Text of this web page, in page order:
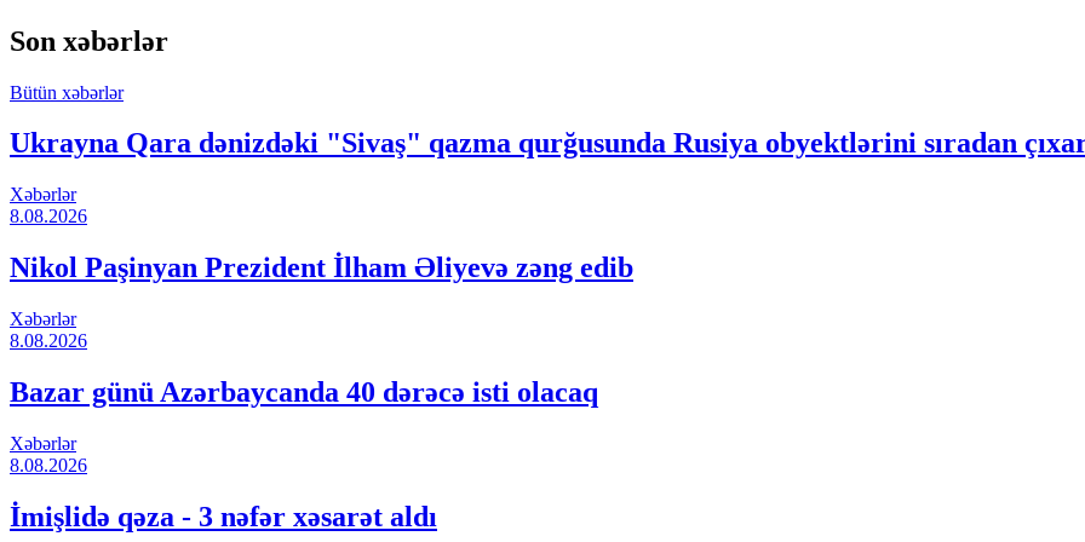
Son xəbərlər
Bütün xəbərlər
Ukrayna Qara dənizdəki "Sivaş" qazma qurğusunda Rusiya obyektlərini sıradan
Xəbərlər
8.08.2026
Nikol Paşinyan Prezident İlham Əliyevə zəng edib
Xəbərlər
8.08.2026
Bazar günü Azərbaycanda 40 dərəcə isti olacaq
Xəbərlər
8.08.2026
İmişlidə qəza - 3 nəfər xəsarət aldı